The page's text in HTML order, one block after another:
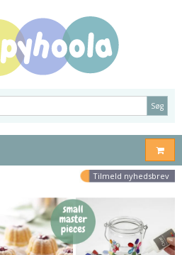
Søg
Tilmeld nyhedsbrev